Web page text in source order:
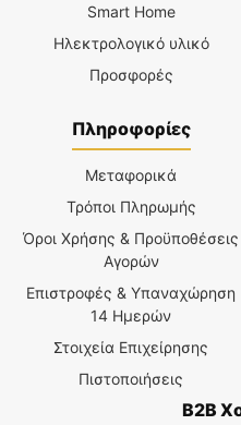
Smart Home
Ηλεκτρολογικό υλικό
Προσφορές
Πληροφορίες
Μεταφορικά
Τρόποι Πληρωμής
Όροι Χρήσης & Προϋποθέσεις
Αγορών
Επιστροφές & Υπαναχώρηση
14 Ημερών
Στοιχεία Επιχείρησης
Πιστοποιήσεις
B2B